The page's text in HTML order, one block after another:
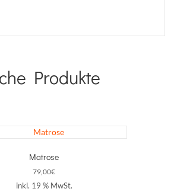
Produkte
Matrose
79,00€
inkl. 19 % MwSt.